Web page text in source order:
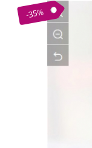
Bijuterii Copii
Bijuterii Mirese
-35%